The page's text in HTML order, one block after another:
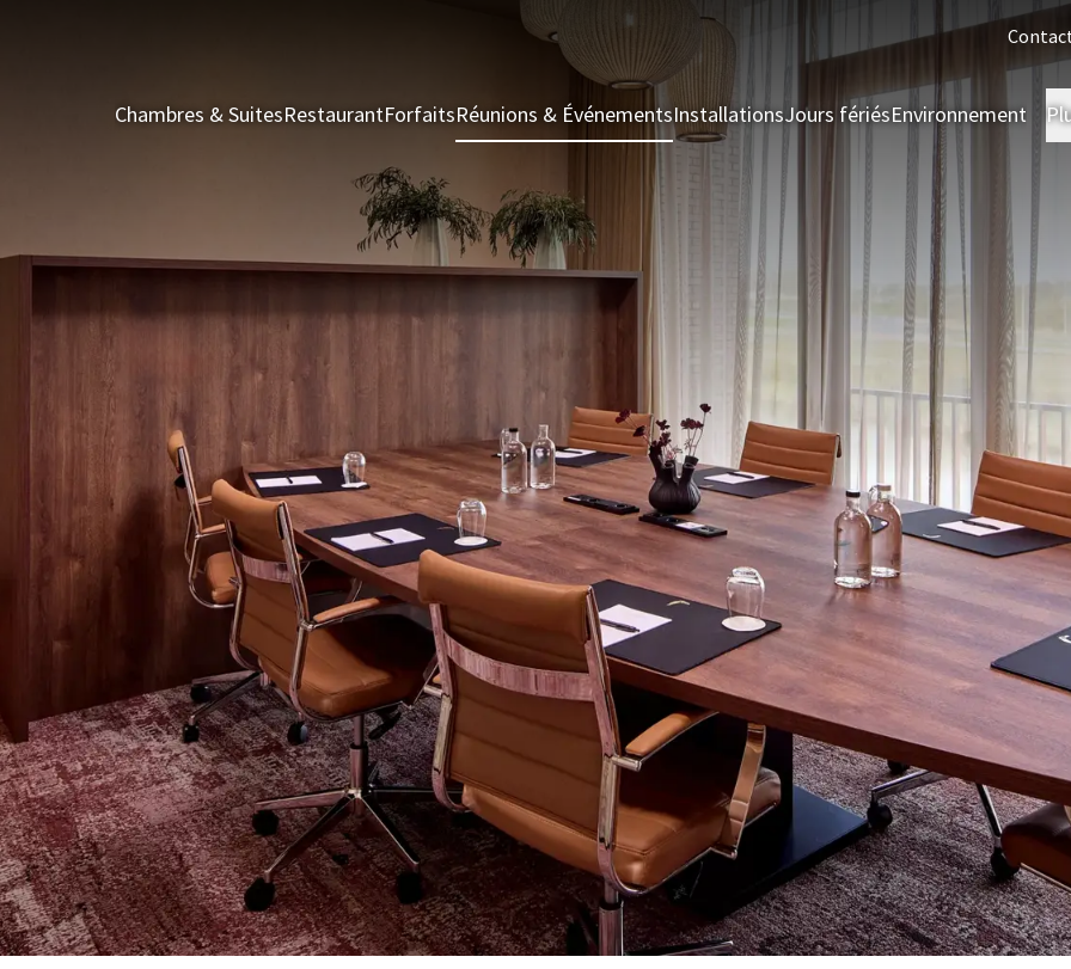
Chambres & SuitesRestaurantForfaitsRéunions & ÉvénementsInstallationsJours fériésEnvironnement